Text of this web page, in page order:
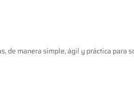
de manera simple, ágil y práctica para